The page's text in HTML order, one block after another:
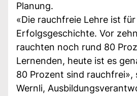
Planung.
«Die rauchfreie Lehre ist
Erfolgsgeschichte. Vor
rauchten noch rund 80
Lernenden, heute ist es
80 Prozent sind rauchfrei»,
Wernli,